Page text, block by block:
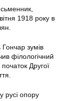
1918 року в
зумів
філологічний
Другої
русі опору